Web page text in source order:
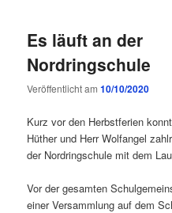
Es läuft an der
Nordringschule
Veröffentlicht am10/10/2020
Kurz vor den Herbstferien
Hüther und Herr Wolfangel
der Nordringschule mit dem
Vor der gesamten
einer Versammlung auf dem